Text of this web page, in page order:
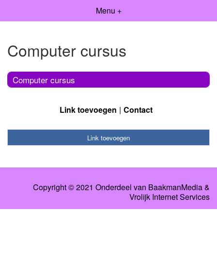
Menu +
Computer cursus
Computer cursus
Link toevoegen Contact
Link toevoegen
Copyright © 2021 Onderdeel van BaakmanMedia&
Vrolijk Internet Services